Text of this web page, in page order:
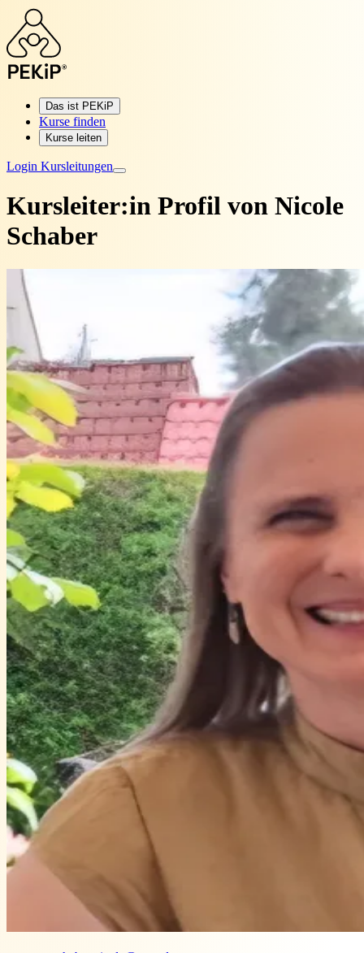
Das ist PEKiP
Kurse finden
Kurse leiten
Login Kursleitungen
Kursleiter:in Profil von Nicole
Schaber